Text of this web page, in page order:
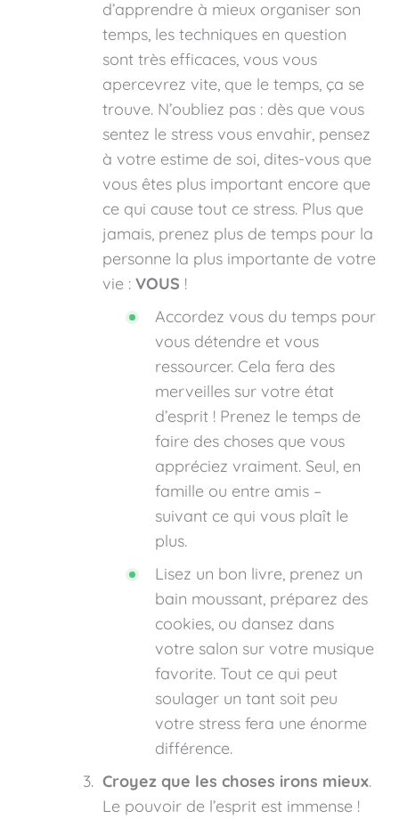
d’apprendre à mieux organiser son
temps, les techniques en question
sont très efficaces, vous vous
apercevrez vite, que le temps, ça se
trouve. N’oubliez pas : dès que vous
sentez le stress vous envahir, pensez
à votre estime de soi, dites-vous que
vous êtes plus important encore que
ce qui cause tout ce stress. Plus que
jamais, prenez plus de temps pour la
personne la plus importante de votre
vie : VOUS !
Accordez vous du temps pour
vous détendre et vous
ressourcer. Cela fera des
merveilles sur votre état
d’esprit ! Prenez le temps de
faire des choses que vous
appréciez vraiment. Seul, en
famille ou entre amis –
suivant ce qui vous plaît le
plus.
Lisez un bon livre, prenez un
bain moussant, préparez des
cookies, ou dansez dans
votre salon sur votre musique
favorite. Tout ce qui peut
soulager un tant soit peu
votre stress fera une énorme
différence.
Croyez que les choses irons mieux.
Le pouvoir de l’esprit est immense !